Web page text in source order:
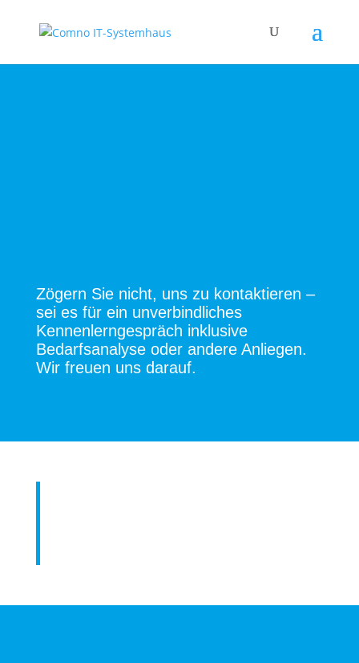
Zögern Sie nicht, uns zu kontaktieren –
sei es für ein unverbindliches
Kennenlerngespräch inklusive
Bedarfsanalyse oder andere Anliegen.
Wir freuen uns darauf.